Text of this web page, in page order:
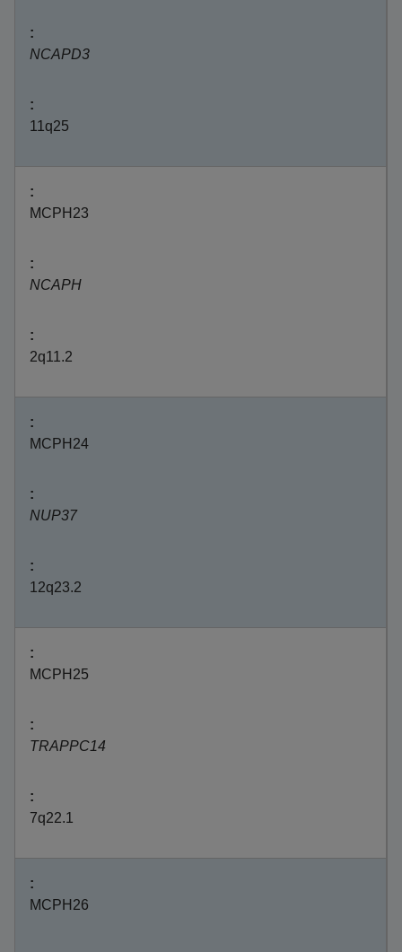
NCAPD3
11q25
MCPH23
NCAPH
2q11.2
MCPH24
NUP37
12q23.2
MCPH25
TRAPPC14
7q22.1
MCPH26